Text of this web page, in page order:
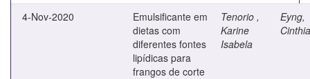
4-Nov-2020
Emulsificante em
dietas com
diferentes fontes
lipídicas para
frangos de corte
Tenorio ,
Karine
Isabela
Eyng,
Cinthia